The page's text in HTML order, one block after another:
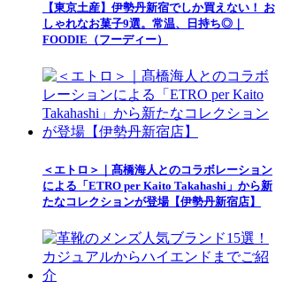
【東京土産】伊勢丹新宿でしか買えない！ お
しゃれなお菓子9選。常温、日持ち◎｜
FOODIE（フーディー）
＜エトロ＞｜髙橋海人とのコラボレーション
による「ETRO per Kaito Takahashi」から新
たなコレクションが登場【伊勢丹新宿店】